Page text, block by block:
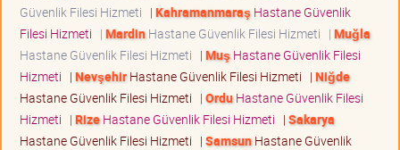
Güvenlik Filesi Hizmeti | Kahramanmaraş Hastane Güvenlik
Filesi Hizmeti | MardinHastane Güvenlik Filesi Hizmeti | Muğla
Hastane Güvenlik Filesi Hizmeti | Muş Hastane Güvenlik Filesi
Hizmeti | NevşehirHastane Güvenlik Filesi Hizmeti | Niğde
Hastane Güvenlik Filesi Hizmeti | OrduHastane Güvenlik Filesi
Hizmeti | RizeHastane Güvenlik Filesi Hizmeti | Sakarya
Hastane Güvenlik Filesi Hizmeti | SamsunHastane Güvenlik